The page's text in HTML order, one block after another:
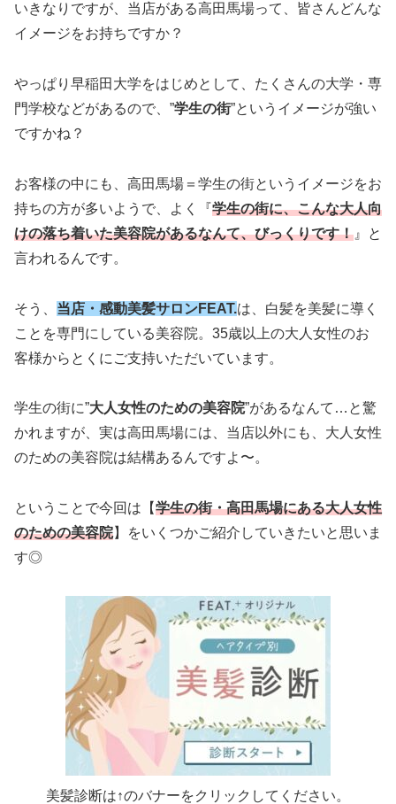
いきなりですが、当店がある高田馬場って、皆さんどんな
イメージをお持ちですか？
やっぱり早稲田大学をはじめとして、たくさんの大学・専
門学校などがあるので、”学生の街”というイメージが強い
ですかね？
お客様の中にも、高田馬場＝学生の街というイメージをお
持ちの方が多いようで、よく『学生の街に、こんな大人向
けの落ち着いた美容院があるなんて、びっくりです！ 』と
言われるんです。
そう、 当店・感動美髪サロンFEAT.は、白髪を美髪に導く
ことを専門にしている美容院。35歳以上の大人女性のお
客様からとくにご支持いただいています。
学生の街に”大人女性のための美容院”があるなんて…と驚
かれますが、実は高田馬場には、当店以外にも、大人女性
のための美容院は結構あるんですよ〜。
ということで今回は【学生の街・高田馬場にある大人女性
のための美容院】をいくつかご紹介していきたいと思いま
す◎
美髪診断は↑のバナーをクリックしてください。